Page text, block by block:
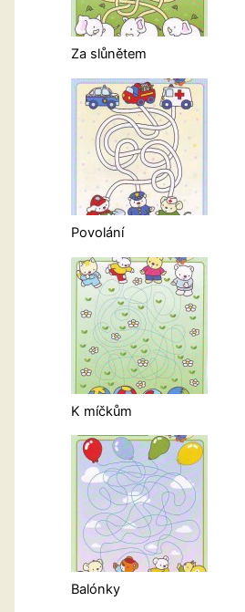
Za slůnětem
Povolání
K míčkům
Balónky